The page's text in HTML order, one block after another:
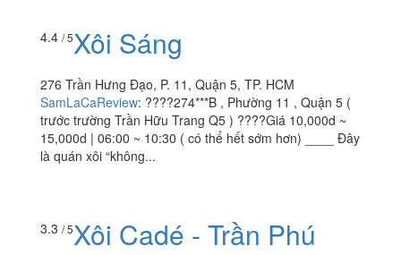
4.4 / 5Xôi Sáng
276 Trần Hưng Đạo, P. 11, Quận 5, TP. HCM
SamLaCaReview: ????274***B , Phường 11 , Quận 5 (
trước trường Trần Hữu Trang Q5 ) ????Giá 10,000d ~
15,000d | 06:00 ~ 10:30 ( có thể hết sớm hơn) ____ Đây
là quán xôi “không...
3.3 / 5Xôi Cadé - Trần Phú